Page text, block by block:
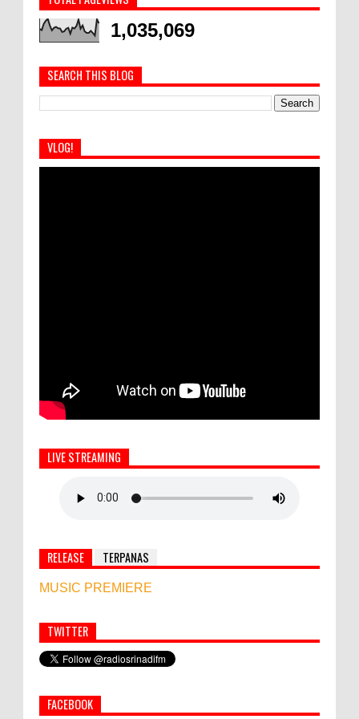
1,035,069
SEARCH THIS BLOG
VLOG!
LIVE STREAMING
RELEASE TERPANAS
MUSIC PREMIERE
Simbol Persahabatan, RI Bangun Islamic Centre di
Afghanistan
PEMKAB KLUNGKUNG GELAR PASAR
TWITTER
FACEBOOK